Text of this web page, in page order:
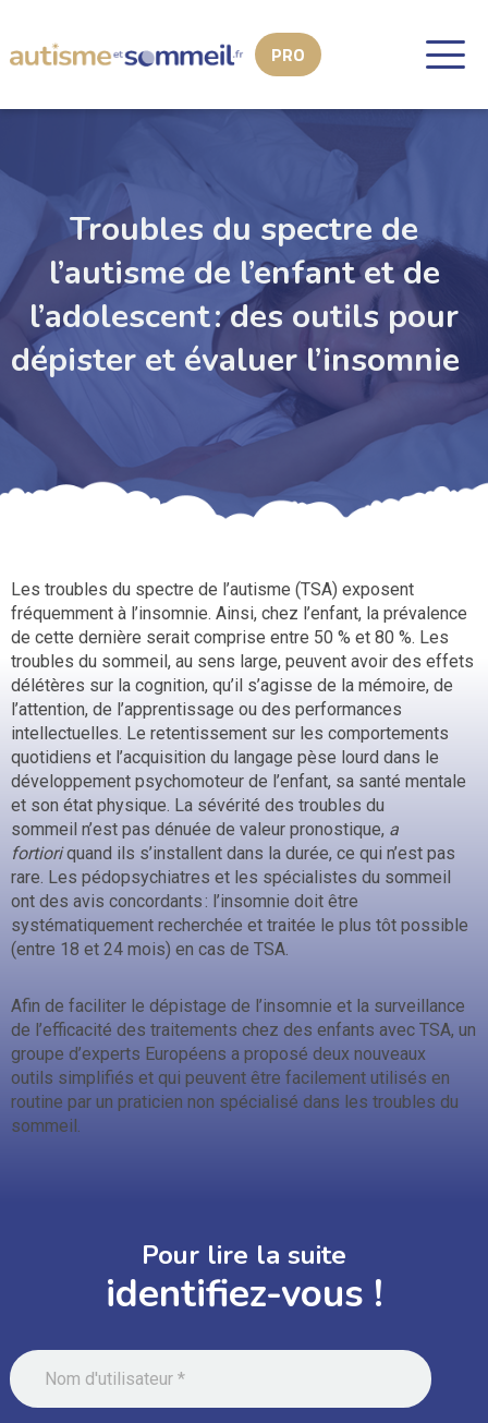
Troubles du spectre de
l’autisme de l’enfant et de
l’adolescent : des outils pour
dépister et évaluer l’insomnie
Les troubles du spectre de l’autisme (TSA) exposent
fréquemment à l’insomnie. Ainsi, chez l’enfant, la prévalence
de cette dernière serait comprise entre 50 % et 80 %. Les
troubles du sommeil, au sens large, peuvent avoir des effets
délétères sur la cognition, qu’il s’agisse de la mémoire, de
l’attention, de l’apprentissage ou des performances
intellectuelles. Le retentissement sur les comportements
quotidiens et l’acquisition du langage pèse lourd dans le
développement psychomoteur de l’enfant, sa santé mentale
et son état physique. La sévérité des troubles du
sommeil n’est pas dénuée de valeur pronostique, a
fortioriquand ils s’installent dans la durée, ce qui n’est pas
rare. Les pédopsychiatres et les spécialistes du sommeil
ont des avis concordants : l’insomnie doit être
systématiquement recherchée et traitée le plus tôt possible
(entre 18 et 24 mois) en cas de TSA.
Afin de faciliter le dépistage de l’insomnie et la surveillance
de l’efficacité des traitements chez des enfants avec TSA, un
groupe d’experts Européens a proposé deux nouveaux
outils simplifiés et qui peuvent être facilement utilisés en
routine par un praticien non spécialisé dans les troubles du
sommeil.
Pour lire la suite
identifiez-vous !